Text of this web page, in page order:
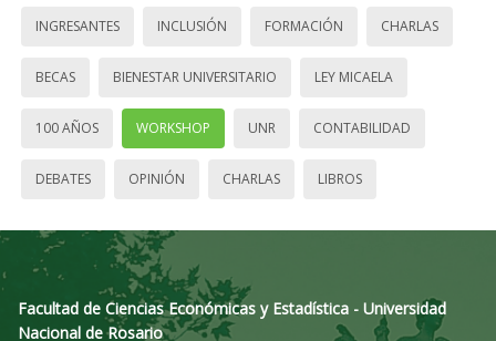
INGRESANTES INCLUSIÓN FORMACIÓN CHARLAS
BECAS BIENESTAR UNIVERSITARIO LEY MICAELA
100 AÑOS WORKSHOP UNR CONTABILIDAD
DEBATES OPINIÓN CHARLAS LIBROS
Facultad de Ciencias Económicas y Estadística - Universidad
Nacional de Rosario